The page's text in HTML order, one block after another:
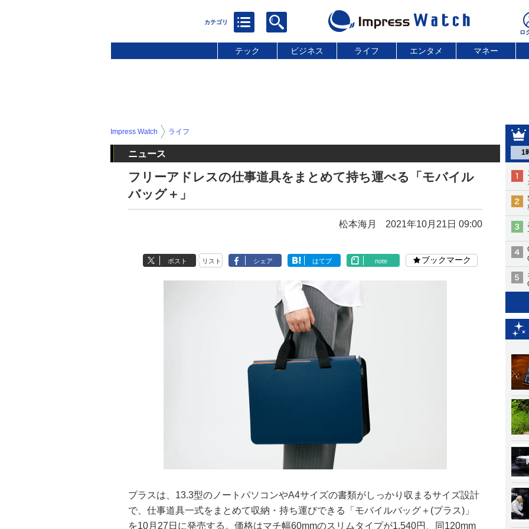
テック ビジネス ライフ エンタメ マネー
1
Impress Watch ライフ
ニュース
フリーアドレスの仕事道具をまとめて持ち運べる「モバイル
バッグ＋」
松本海月 2021年10月21日 09:00
ポスト リスト シェア はてブ note ブックマーク
プラスは、13.3型のノートパソコンやA4サイズの書類がしっかり収まるサイズ設計
で、仕事道具一式をまとめて収納・持ち運びできる「モバイルバッグ＋(プラス)」
を10月27日に発売する。価格はマチ幅60mmのスリムタイプが1,540円、同120mm